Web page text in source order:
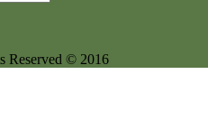
Reserved © 2016